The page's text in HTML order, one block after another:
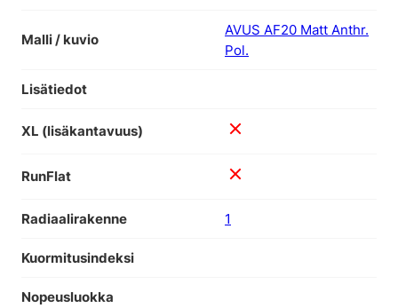
Malli / kuvio
AVUS AF20 Matt Anthr.
Pol.
Lisätiedot
XL (lisäkantavuus)
RunFlat
Radiaalirakenne 1
Kuormitusindeksi
Nopeusluokka